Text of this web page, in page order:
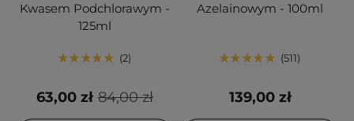
Kwasem Podchlorawym -
125ml
2
84,00 zł
63,00 zł
Azelainowym - 100ml
511
139,00 zł